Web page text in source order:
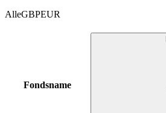
AlleGBPEUR
Fondsname